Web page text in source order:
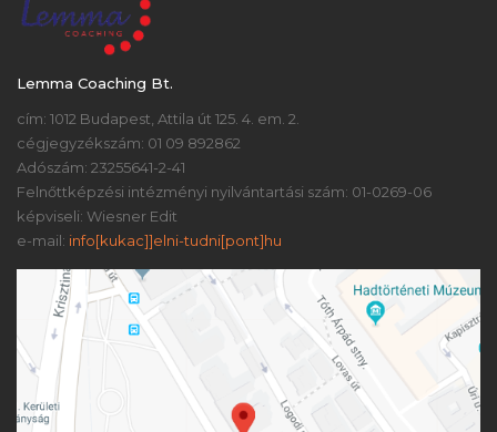
Lemma Coaching Bt.
cím: 1012 Budapest, Attila út 125. 4. em. 2.
cégjegyzékszám: 01 09 892862
Adószám: 23255641-2-41
Felnőttképzési intézményi nyilvántartási szám: 01-0269-06
képviseli: Wiesner Edit
e-mail: info[kukac]]elni-tudni[pont]hu